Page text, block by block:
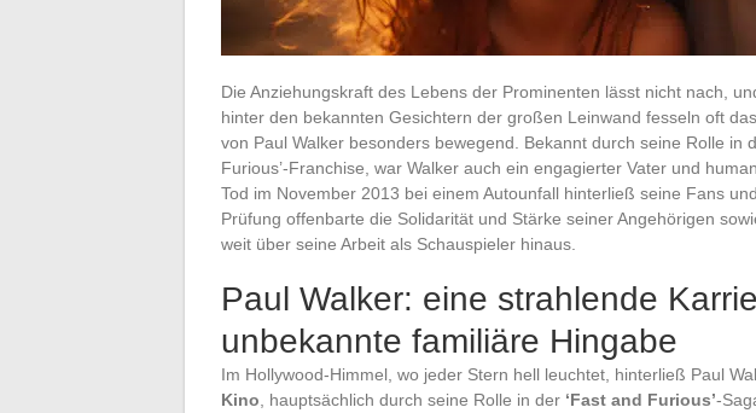
Die Anziehungskraft des Lebens der Prominenten lässt nicht nach,
hinter den bekannten Gesichtern der großen Leinwand fesseln oft
von Paul Walker besonders bewegend. Bekannt durch seine Rolle in
Furious’-Franchise, war Walker auch ein engagierter Vater und
Tod im November 2013 bei einem Autounfall hinterließ seine Fans
Prüfung offenbarte die Solidarität und Stärke seiner Angehörigen
weit über seine Arbeit als Schauspieler hinaus.
Paul Walker: eine strahlende
unbekannte familiäre Hingabe
Im Hollywood-Himmel, wo jeder Stern hell leuchtet, hinterließ Paul
Kino , hauptsächlich durch seine Rolle in der ‘Fast and Furious’-